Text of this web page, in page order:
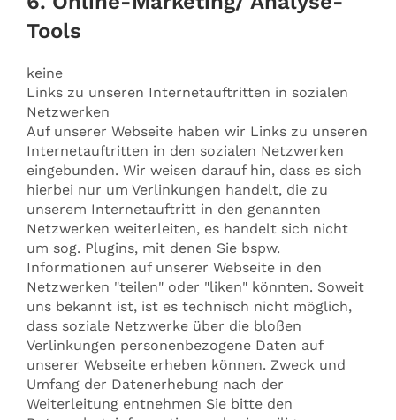
Tools
keine
Links zu unseren Internetauftritten in sozialen
Netzwerken
Auf unserer Webseite haben wir Links zu unseren
Internetauftritten in den sozialen Netzwerken
eingebunden. Wir weisen darauf hin, dass es sich
hierbei nur um Verlinkungen handelt, die zu
unserem Internetauftritt in den genannten
Netzwerken weiterleiten, es handelt sich nicht
um sog. Plugins, mit denen Sie bspw.
Informationen auf unserer Webseite in den
Netzwerken "teilen" oder "liken" könnten. Soweit
uns bekannt ist, ist es technisch nicht möglich,
dass soziale Netzwerke über die bloßen
Verlinkungen personenbezogene Daten auf
unserer Webseite erheben können. Zweck und
Umfang der Datenerhebung nach der
Weiterleitung entnehmen Sie bitte den